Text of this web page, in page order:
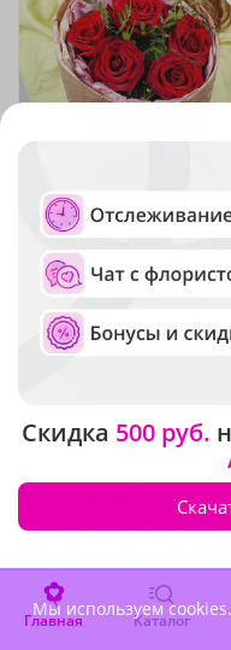
5(823)
Букет "Мелодия сердца"
В наличии
Главная Каталог
Скидка 500 руб.
Мы используем cookies.